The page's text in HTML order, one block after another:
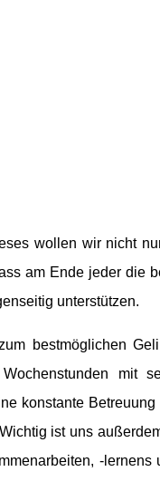
wollen wir nicht
am Ende jeder die
unterstützen.
bestmöglichen
mit
konstante
ist uns
-